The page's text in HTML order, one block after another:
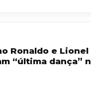
Ronaldo e Lionel
“última dança”